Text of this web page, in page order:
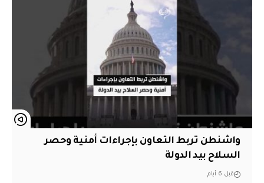
واشنطن تربط التعاون بإجراءات أمنية وحصر
السلاح بيد الدولة
قبل 6 أيام